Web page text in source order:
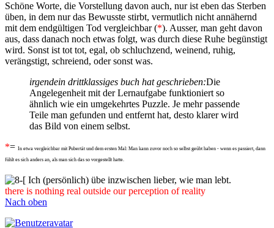
Schöne Worte, die Vorstellung davon auch, nur ist eben das Sterben
üben, in dem nur das Bewusste stirbt, vermutlich nicht annähernd
mit dem endgültigen Tod vergleichbar (*). Ausser, man geht davon
aus, dass danach noch etwas folgt, was durch diese Ruhe begünstigt
wird. Sonst ist tot tot, egal, ob schluchzend, weinend, ruhig,
verängstigt, schreiend, oder sonst was.
irgendein drittklassiges buch hat geschrieben:Die
Angelegenheit mit der Lernaufgabe funktioniert so
ähnlich wie ein umgekehrtes Puzzle. Je mehr passende
Teile man gefunden und entfernt hat, desto klarer wird
das Bild von einem selbst.
*= In etwa vergleichbar mit Pubertät und dem ersten Mal: Man kann zuvor noch so selbst geübt haben - wenn es passiert, dann
fühlt es sich anders an, als man sich das so vorgestellt hatte.
Ich (persönlich) übe inzwischen lieber, wie man lebt.
there is nothing real outside our perception of reality
Nach oben